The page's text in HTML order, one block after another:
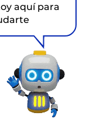
aquí para